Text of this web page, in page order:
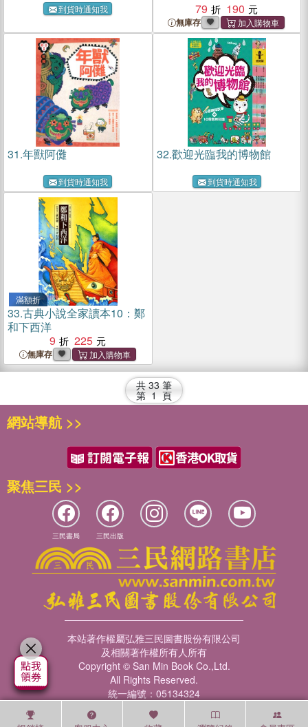
到貨時通知我
79
190
無庫存
31.年獸阿儺
到貨時通知我
32.歡迎光臨我的博物館
到貨時通知我
滿額折
33.古典小說全家讀本10：鄭
和下西洋
9
225
無庫存
共 33 筆
第 1 頁
網站導航 >>
聚焦三民 >>
三民書局 三民出版
本站著作權屬弘雅三民圖書股份有限公司
及相關著作權所有人所有
Copyright © San Min Book Co.,Ltd.
All Rights Reserved.
統一編號：05134324